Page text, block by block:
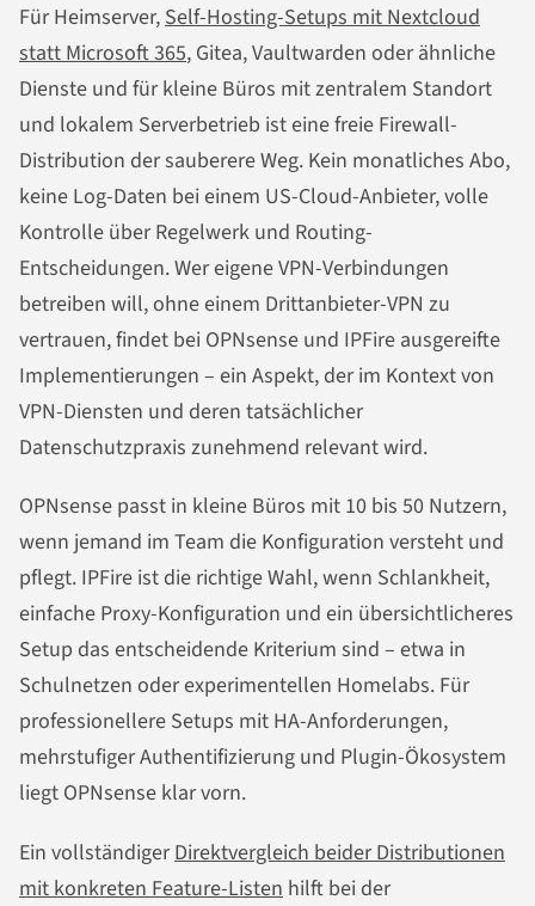
Für Heimserver, Self-Hosting-Setups mit Nextcloud
statt Microsoft 365, Gitea, Vaultwarden oder ähnliche
Dienste und für kleine Büros mit zentralem Standort
und lokalem Serverbetrieb ist eine freie Firewall-
Distribution der sauberere Weg. Kein monatliches Abo,
keine Log-Daten bei einem US-Cloud-Anbieter, volle
Kontrolle über Regelwerk und Routing-
Entscheidungen. Wer eigene VPN-Verbindungen
betreiben will, ohne einem Drittanbieter-VPN zu
vertrauen, findet bei OPNsense und IPFire ausgereifte
Implementierungen – ein Aspekt, der im Kontext von
VPN-Diensten und deren tatsächlicher
Datenschutzpraxis zunehmend relevant wird.
OPNsense passt in kleine Büros mit 10 bis 50 Nutzern,
wenn jemand im Team die Konfiguration versteht und
pflegt. IPFire ist die richtige Wahl, wenn Schlankheit,
einfache Proxy-Konfiguration und ein übersichtlicheres
Setup das entscheidende Kriterium sind – etwa in
Schulnetzen oder experimentellen Homelabs. Für
professionellere Setups mit HA-Anforderungen,
mehrstufiger Authentifizierung und Plugin-Ökosystem
liegt OPNsense klar vorn.
Ein vollständigerDirektvergleich beider Distributionen
mit konkreten Feature-Listen hilft bei der